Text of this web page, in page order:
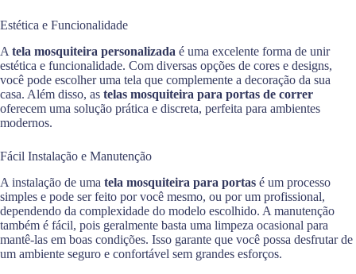
Estética e Funcionalidade
A tela mosquiteira personalizada é uma excelente forma de unir
estética e funcionalidade. Com diversas opções de cores e designs,
você pode escolher uma tela que complemente a decoração da sua
casa. Além disso, as telas mosquiteira para portas de correr
oferecem uma solução prática e discreta, perfeita para ambientes
modernos.
Fácil Instalação e Manutenção
A instalação de uma tela mosquiteira para portas é um processo
simples e pode ser feito por você mesmo, ou por um profissional,
dependendo da complexidade do modelo escolhido. A manutenção
também é fácil, pois geralmente basta uma limpeza ocasional para
mantê-las em boas condições. Isso garante que você possa desfrutar de
um ambiente seguro e confortável sem grandes esforços.